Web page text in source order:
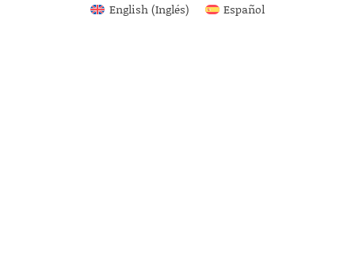
English(Inglés) Español